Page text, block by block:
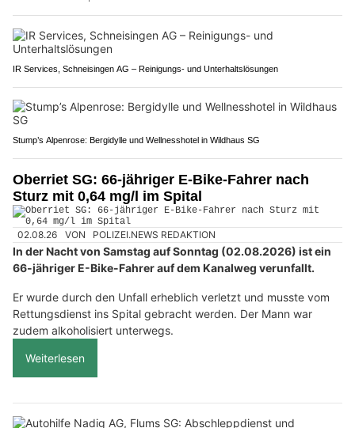
IR Services, Schneisingen AG – Reinigungs- und Unterhaltslösungen
Stump’s Alpenrose: Bergidylle und Wellnesshotel in Wildhaus SG
Oberriet SG: 66-jähriger E-Bike-Fahrer nach
Sturz mit 0,64 mg/l im Spital
02.08.26 VON POLIZEI.NEWS REDAKTION
In der Nacht von Samstag auf Sonntag (02.08.2026) ist ein
66-jähriger E-Bike-Fahrer auf dem Kanalweg verunfallt.
Er wurde durch den Unfall erheblich verletzt und musste vom
Rettungsdienst ins Spital gebracht werden. Der Mann war
zudem alkoholisiert unterwegs.
Weiterlesen